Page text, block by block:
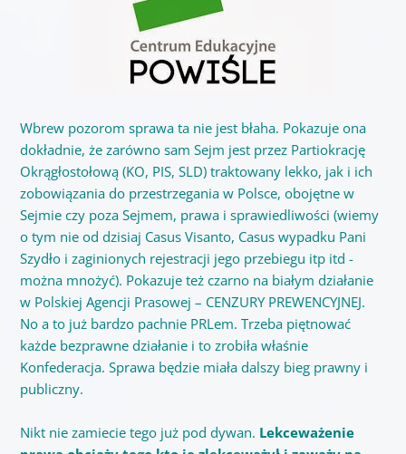
Wbrew pozorom sprawa ta nie jest błaha. Pokazuje ona
dokładnie, że zarówno sam Sejm jest przez Partiokrację
Okrągłostołową (KO, PIS, SLD) traktowany lekko, jak i ich
zobowiązania do przestrzegania w Polsce, obojętne w
Sejmie czy poza Sejmem, prawa i sprawiedliwości (wiemy
o tym nie od dzisiaj Casus Visanto, Casus wypadku Pani
Szydło i zaginionych rejestracji jego przebiegu itp itd -
można mnożyć). Pokazuje też czarno na białym działanie
w Polskiej Agencji Prasowej – CENZURY PREWENCYJNEJ.
No a to już bardzo pachnie PRLem. Trzeba piętnować
każde bezprawne działanie i to zrobiła właśnie
Konfederacja. Sprawa będzie miała dalszy bieg prawny i
publiczny.
Nikt nie zamiecie tego już pod dywan. Lekceważenie